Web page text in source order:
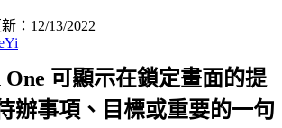
：12/13/2022
One 可顯示在鎖定畫面的提
辦事項、目標或重要的一句